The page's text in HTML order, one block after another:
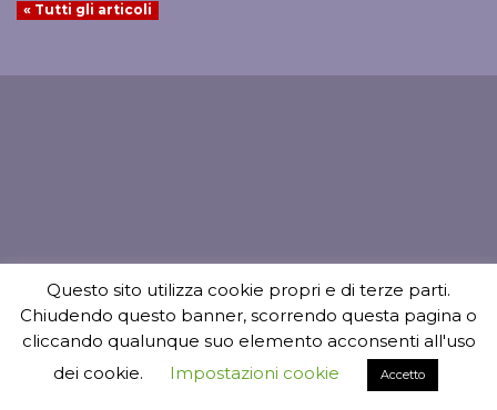
« Tutti gli articoli
Questo sito utilizza cookie propri e di terze parti.
Chiudendo questo banner, scorrendo questa pagina o
cliccando qualunque suo elemento acconsenti all'uso
dei cookie.
Impostazioni cookie Accetto